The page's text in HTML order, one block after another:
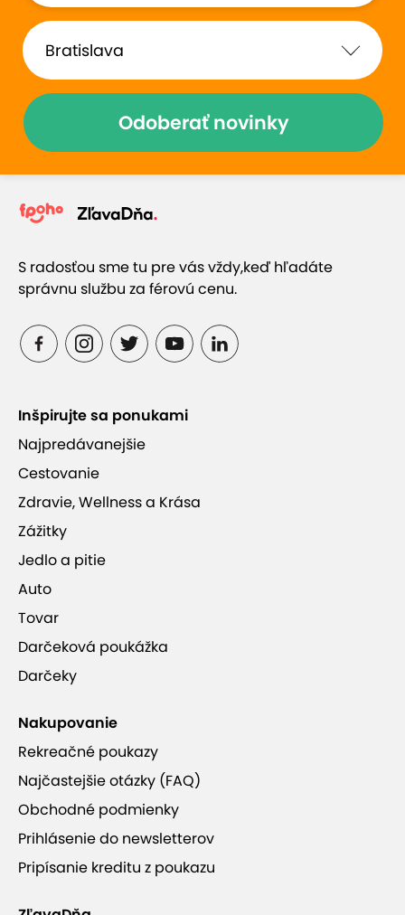
Odoberať novinky
S radosťou sme tu pre vás vždy,keď hľadáte
správnu službu za férovú cenu.
Inšpirujte sa ponukami
Najpredávanejšie
Cestovanie
Zdravie, Wellness a Krása
Zážitky
Jedlo a pitie
Auto
Tovar
Darčeková poukážka
Darčeky
Nakupovanie
Rekreačné poukazy
Najčastejšie otázky (FAQ)
Obchodné podmienky
Prihlásenie do newsletterov
Pripísanie kreditu z poukazu